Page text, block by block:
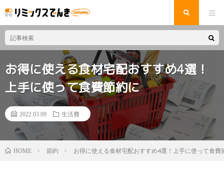
お得に使える食材宅配おすすめ4選！
上手に使って食費節約に
2022.03.09 生活費
HOME 節約 お得に使える食材宅配おすすめ4選！上手に使って食費